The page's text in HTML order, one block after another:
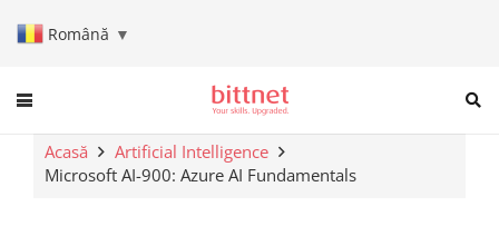
Română ▼
When autocomplete results
Acasă
Artificial Intelligence
Microsoft AI-900: Azure AI Fundamentals